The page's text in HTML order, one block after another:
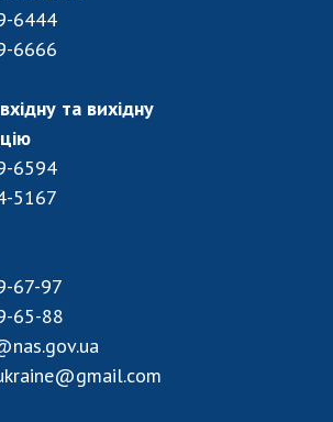
6444
6666
та вихідну
6594
5167
67-97
65-88